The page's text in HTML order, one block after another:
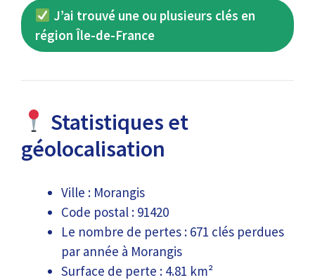
J’ai trouvé une ou plusieurs clés en
région Île-de-France
Statistiques et
géolocalisation
Ville : Morangis
Code postal : 91420
Le nombre de pertes : 671 clés perdues
par année à Morangis
Surface de perte : 4.81 km²